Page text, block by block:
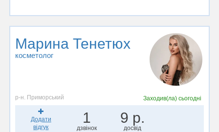
Марина Тенетюх
косметолог
р-н. Приморський Заходив(ла)сьогодні
Додати
відгук
1
дзвінок
9 р.
досвід